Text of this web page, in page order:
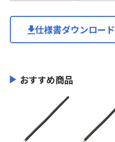
仕様書ダウンロード
おすすめ商品